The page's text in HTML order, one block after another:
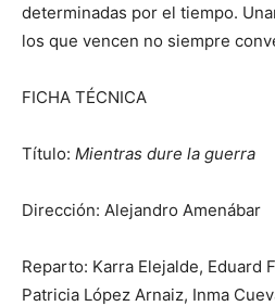
determinadas por el tiempo.
los que vencen no siempre
FICHA TÉCNICA
Título: Mientras dure la guerra
Dirección: Alejandro Amenábar
Reparto: Karra Elejalde, Eduard
Patricia López Arnaiz, Inma